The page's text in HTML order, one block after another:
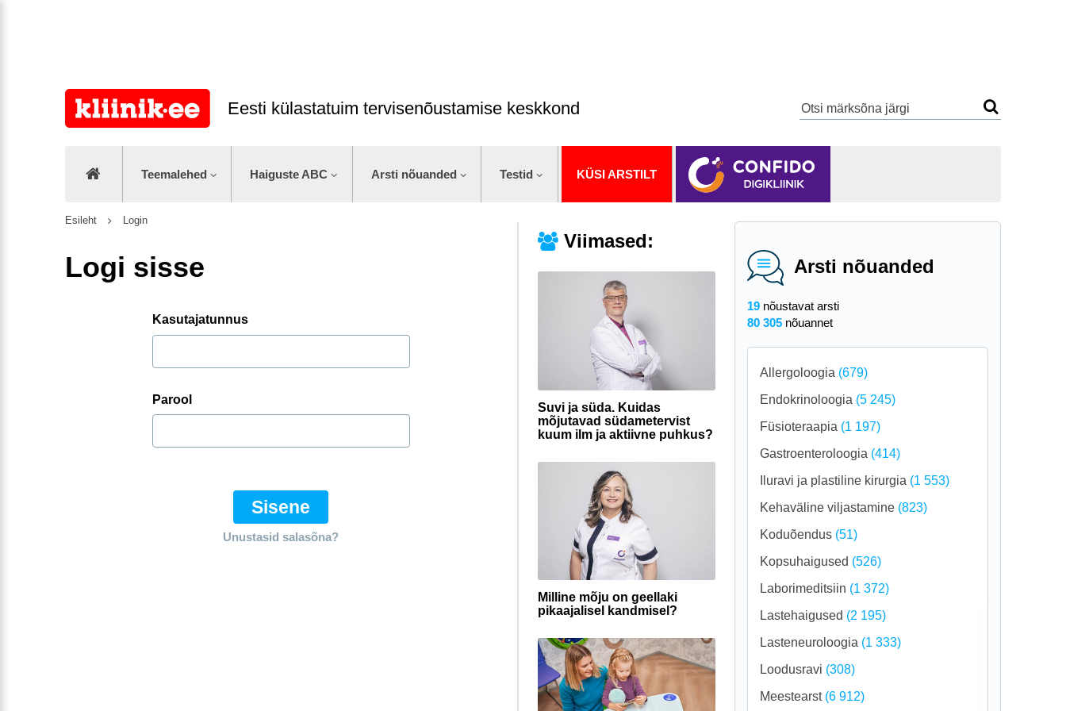
Eesti külastatuim tervisenõustamise keskkond
Teemalehed Haiguste ABC Arsti nõuanded Testid KÜSI ARSTILT
Arsti nõuanded
19 nõustavat arsti
80 305 nõuannet
Allergoloogia (679)
Endokrinoloogia (5 245)
Füsioteraapia (1 197)
Gastroenteroloogia (414)
Iluravi ja plastiline kirurgia (1 553)
Kehaväline viljastamine (823)
Koduõendus (51)
Kopsuhaigused (526)
Laborimeditsiin (1 372)
Lastehaigused (2 195)
Lasteneuroloogia (1 333)
Loodusravi (308)
Meestearst (6 912)
Viimased:
Suvi ja süda. Kuidas
mõjutavad südametervist
kuum ilm ja aktiivne puhkus?
Milline mõju on geellaki
pikaajalisel kandmisel?
Esileht Login
Logi sisse
Kasutajatunnus
Parool
Sisene
Unustasid salasõna?